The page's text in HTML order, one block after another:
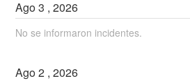
Ago3 ,2026
No se informaron incidentes.
Ago2 ,2026